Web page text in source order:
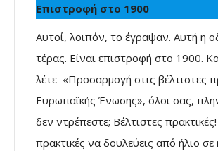
Επιστροφή στο 1900
Αυτοί, λοιπόν, το έγραψαν. Αυτή η
τέρας. Είναι επιστροφή στο 1900.
λέτε «Προσαρμογή στις βέλτιστες
Ευρωπαϊκής Ένωσης», όλοι σας,
δεν ντρέπεστε; Βέλτιστες
πρακτικές να δουλεύεις από ήλιο σε